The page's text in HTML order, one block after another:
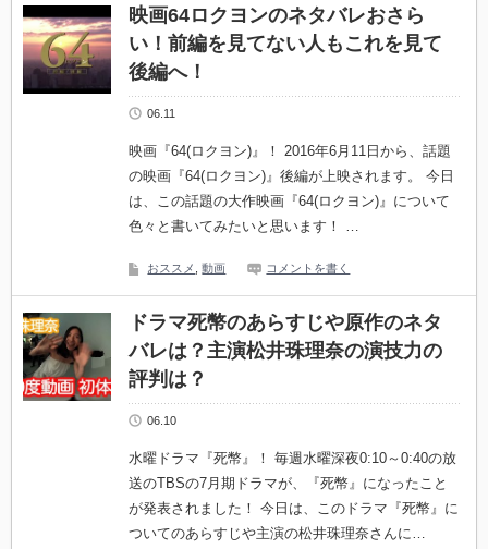
映画64ロクヨンのネタバレおさら
い！前編を見てない人もこれを見て
後編へ！
06.11
映画『64(ロクヨン)』！ 2016年6月11日から、話題
の映画『64(ロクヨン)』後編が上映されます。 今日
は、この話題の大作映画『64(ロクヨン)』について
色々と書いてみたいと思います！ …
おススメ ,動画 コメントを書く
ドラマ死幣のあらすじや原作のネタ
バレは？主演松井珠理奈の演技力の
評判は？
06.10
水曜ドラマ『死幣』！ 毎週水曜深夜0:10～0:40の放
送のTBSの7月期ドラマが、『死幣』になったこと
が発表されました！ 今日は、このドラマ『死幣』に
ついてのあらすじや主演の松井珠理奈さんに…